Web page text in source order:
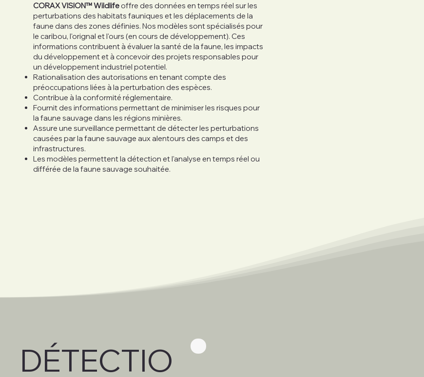
CORAX VISION™ Wildlifeoffre des données en temps réel sur les
perturbations des habitats fauniques et les déplacements de la
faune dans des zones définies. Nos modèles sont spécialisés pour
le caribou, l'orignal et l'ours (en cours de développement). Ces
informations contribuent à évaluer la santé de la faune, les impacts
du développement et à concevoir des projets responsables pour
un développement industriel potentiel.
Rationalisation des autorisations en tenant compte des
préoccupations liées à la perturbation des espèces.
Contribue à la conformité réglementaire.
Fournit des informations permettant de minimiser les risques pour
la faune sauvage dans les régions minières.
Assure une surveillance permettant de détecter les perturbations
causées par la faune sauvage aux alentours des camps et des
infrastructures.
Les modèles permettent la détection et l'analyse en temps réel ou
différée de la faune sauvage souhaitée.
DÉTECTIO